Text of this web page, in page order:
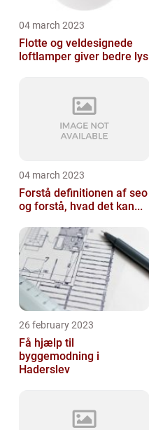
04 march 2023
Flotte og veldesignede
loftlamper giver bedre lys
04 march 2023
Forstå definitionen af seo
og forstå, hvad det kan...
26 february 2023
Få hjælp til
byggemodning i
Haderslev